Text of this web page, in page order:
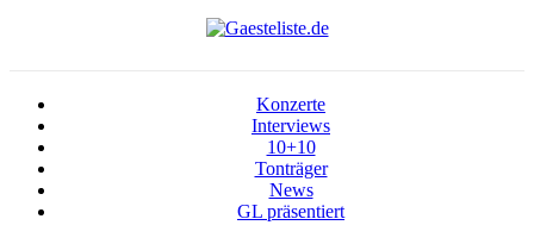
Konzerte
Interviews
10+10
Tonträger
News
GL präsentiert